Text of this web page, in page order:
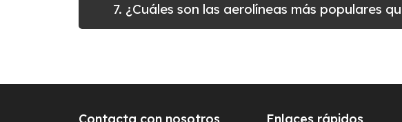
7. ¿Cuáles son las aerolíneas más populares